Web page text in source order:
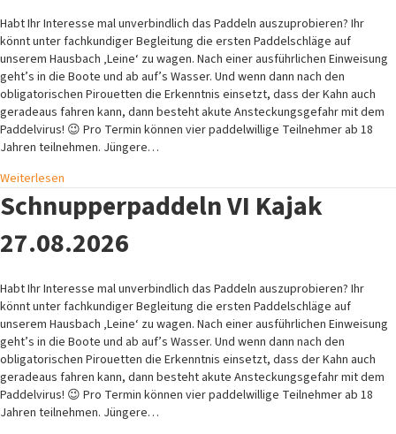
Habt Ihr Interesse mal unverbindlich das Paddeln auszuprobieren? Ihr
könnt unter fachkundiger Begleitung die ersten Paddelschläge auf
unserem Hausbach ‚Leine‘ zu wagen. Nach einer ausführlichen Einweisung
geht’s in die Boote und ab auf’s Wasser. Und wenn dann nach den
obligatorischen Pirouetten die Erkenntnis einsetzt, dass der Kahn auch
geradeaus fahren kann, dann besteht akute Ansteckungsgefahr mit dem
Paddelvirus! 😉 Pro Termin können vier paddelwillige Teilnehmer ab 18
Jahren teilnehmen. Jüngere…
Weiterlesen
Schnupperpaddeln VI Kajak
27.08.2026
Habt Ihr Interesse mal unverbindlich das Paddeln auszuprobieren? Ihr
könnt unter fachkundiger Begleitung die ersten Paddelschläge auf
unserem Hausbach ‚Leine‘ zu wagen. Nach einer ausführlichen Einweisung
geht’s in die Boote und ab auf’s Wasser. Und wenn dann nach den
obligatorischen Pirouetten die Erkenntnis einsetzt, dass der Kahn auch
geradeaus fahren kann, dann besteht akute Ansteckungsgefahr mit dem
Paddelvirus! 😉 Pro Termin können vier paddelwillige Teilnehmer ab 18
Jahren teilnehmen. Jüngere…